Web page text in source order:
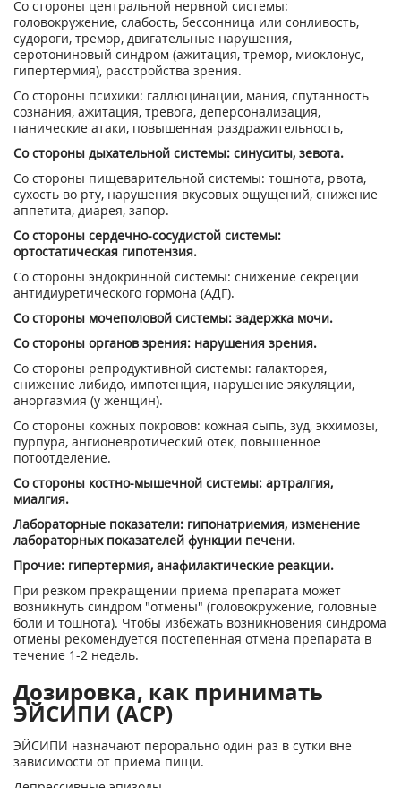
Со стороны центральной нервной системы:
головокружение, слабость, бессонница или сонливость,
судороги, тремор, двигательные нарушения,
серотониновый синдром (ажитация, тремор, миоклонус,
гипертермия), расстройства зрения.
Со стороны психики: галлюцинации, мания, спутанность
сознания, ажитация, тревога, деперсонализация,
панические атаки, повышенная раздражительность,
Со стороны дыхательной системы: синуситы, зевота.
Со стороны пищеварительной системы: тошнота, рвота,
сухость во рту, нарушения вкусовых ощущений, снижение
аппетита, диарея, запор.
Со стороны сердечно-сосудистой системы:
ортостатическая гипотензия.
Со стороны эндокринной системы: снижение секреции
антидиуретического гормона (АДГ).
Со стороны мочеполовой системы: задержка мочи.
Со стороны органов зрения: нарушения зрения.
Со стороны репродуктивной системы: галакторея,
снижение либидо, импотенция, нарушение эякуляции,
аноргазмия (у женщин).
Со стороны кожных покровов: кожная сыпь, зуд, экхимозы,
пурпура, ангионевротический отек, повышенное
потоотделение.
Со стороны костно-мышечной системы: артралгия,
миалгия.
Лабораторные показатели: гипонатриемия, изменение
лабораторных показателей функции печени.
Прочие: гипертермия, анафилактические реакции.
При резком прекращении приема препарата может
возникнуть синдром "отмены" (головокружение, головные
боли и тошнота). Чтобы избежать возникновения синдрома
отмены рекомендуется постепенная отмена препарата в
течение 1-2 недель.
Дозировка, как принимать
ЭЙСИПИ (ACP)
ЭЙСИПИ назначают перорально один раз в сутки вне
зависимости от приема пищи.